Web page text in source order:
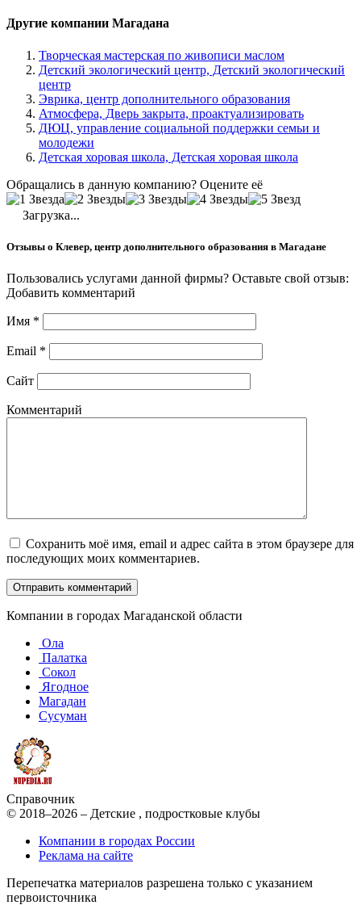
Другие компании Магадана
Творческая мастерская по живописи маслом
Детский экологический центр, Детский экологический
центр
Эврика, центр дополнительного образования
Атмосфера, Дверь закрыта, проактуализировать
ДЮЦ, управление социальной поддержки семьи и
молодежи
Детская хоровая школа, Детская хоровая школа
Обращались в данную компанию? Оцените её
Загрузка...
Отзывы о Клевер, центр дополнительного образования в Магадане
Пользовались услугами данной фирмы? Оставьте свой отзыв:
Добавить комментарий
Имя *
Email *
Сайт
Комментарий
Сохранить моё имя, email и адрес сайта в этом браузере для
последующих моих комментариев.
Компании в городах Магаданской области
Ола
Палатка
Сокол
Ягодное
Магадан
Сусуман
Справочник
© 2018–2026 – Детские , подростковые клубы
Компании в городах России
Реклама на сайте
Перепечатка материалов разрешена только с указанием
первоисточника